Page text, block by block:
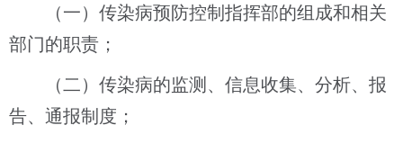
（一）传染病预防控制指挥部的组成和相关
部门的职责；
（二）传染病的监测、信息收集、分析、报
告、通报制度；